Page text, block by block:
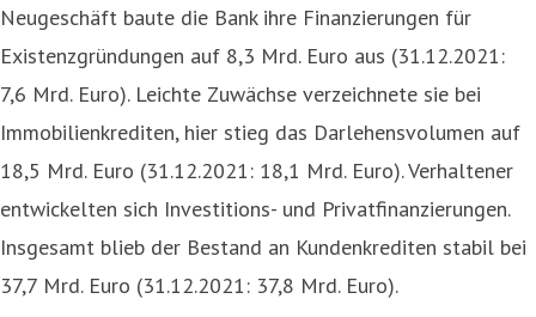
Neugeschäft baute die Bank ihre Finanzierungen für
Existenzgründungen auf 8,3 Mrd. Euro aus (31.12.2021:
7,6 Mrd. Euro). Leichte Zuwächse verzeichnete sie bei
Immobilienkrediten, hier stieg das Darlehensvolumen auf
18,5 Mrd. Euro (31.12.2021: 18,1 Mrd. Euro). Verhaltener
entwickelten sich Investitions- und Privatfinanzierungen.
Insgesamt blieb der Bestand an Kundenkrediten stabil bei
37,7 Mrd. Euro (31.12.2021: 37,8 Mrd. Euro).